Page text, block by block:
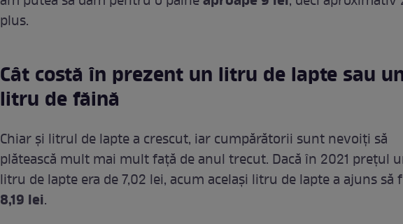
plus.
Cât costă în prezent un litru de lapte sau
litru de făină
Chiar și litrul de lapte a crescut, iar cumpărătorii sunt nevoiți să
plătească mult mai mult față de anul trecut. Dacă în 2021 prețul
litru de lapte era de 7,02 lei, acum același litru de lapte a ajuns să
8,19 lei.